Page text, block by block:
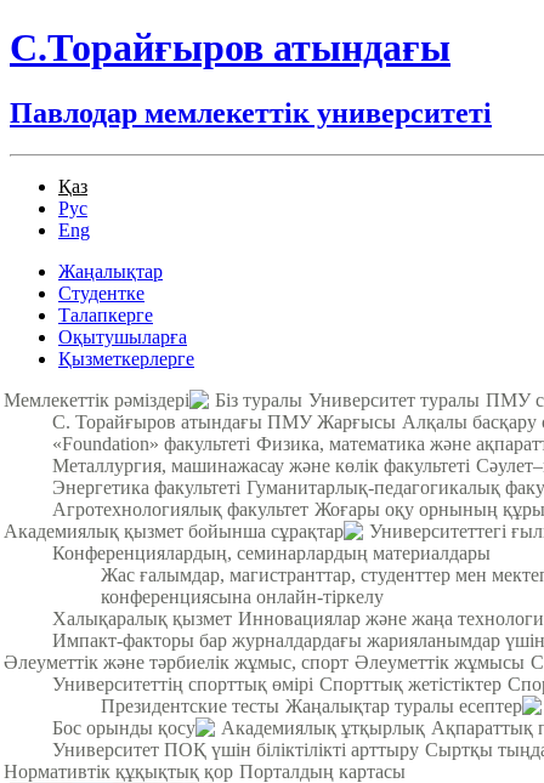
С.Торайғыров атындағы
Павлодар мемлекеттік университеті
Қаз
Рус
Eng
Жаңалықтар
Студентке
Талапкерге
Оқытушыларға
Қызметкерлерге
Мемлекеттік рәміздері
Біз туралы Университет туралы ПМУ
С. Торайғыров атындағы ПМУ Жарғысы Алқалы басқару
«Foundation» факультеті Физика, математика және
Металлургия, машинажасау және көлік факультеті
Энергетика факультеті Гуманитарлық-педагогикалық
Агротехнологиялық факультет Жоғары оқу орнының
Академиялық қызмет бойынша сұрақтар
Университеттегі
Конференциялардың, семинарлардың материалдары
Жас ғалымдар, магистранттар, студенттер мен
конференциясына онлайн-тіркелу
Халықаралық қызмет Инновациялар және жаңа
Импакт-факторы бар журналдардағы жарияланымдар үшін
Әлеуметтік және тәрбиелік жұмыс, спорт Әлеуметтік жұмысы
Университеттің спорттық өмірі Спорттық жетістіктер
Президентские тесты Жаңалықтар туралы есептер
Бос орынды қосу
Академиялық ұтқырлық Ақпараттық
Университет ПОҚ үшін біліктілікті арттыру Сыртқы
Нормативтік құқықтық қор Порталдың картасы